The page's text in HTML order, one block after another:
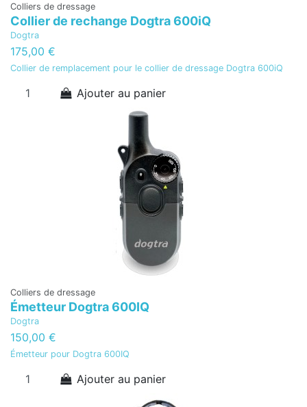
Colliers de dressage
Collier de rechange Dogtra 600iQ
Dogtra
175,00 €
Collier de remplacement pour le collier de dressage Dogtra 600iQ
Ajouter au panier
Colliers de dressage
Émetteur Dogtra 600IQ
Dogtra
150,00 €
Émetteur pour Dogtra 600IQ
Ajouter au panier